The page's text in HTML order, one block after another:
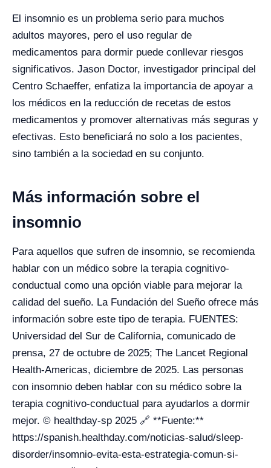
El insomnio es un problema serio para muchos
adultos mayores, pero el uso regular de
medicamentos para dormir puede conllevar riesgos
significativos. Jason Doctor, investigador principal del
Centro Schaeffer, enfatiza la importancia de apoyar a
los médicos en la reducción de recetas de estos
medicamentos y promover alternativas más seguras y
efectivas. Esto beneficiará no solo a los pacientes,
sino también a la sociedad en su conjunto.
Más información sobre el
insomnio
Para aquellos que sufren de insomnio, se recomienda
hablar con un médico sobre la terapia cognitivo-
conductual como una opción viable para mejorar la
calidad del sueño. La Fundación del Sueño ofrece más
información sobre este tipo de terapia. FUENTES:
Universidad del Sur de California, comunicado de
prensa, 27 de octubre de 2025; The Lancet Regional
Health-Americas, diciembre de 2025. Las personas
con insomnio deben hablar con su médico sobre la
terapia cognitivo-conductual para ayudarlos a dormir
mejor. © healthday-sp 2025 🔗 **Fuente:**
https://spanish.healthday.com/noticias-salud/sleep-
disorder/insomnio-evita-esta-estrategia-comun-si-